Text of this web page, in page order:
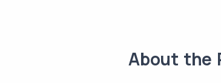
About the